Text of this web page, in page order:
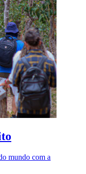
mundo com a